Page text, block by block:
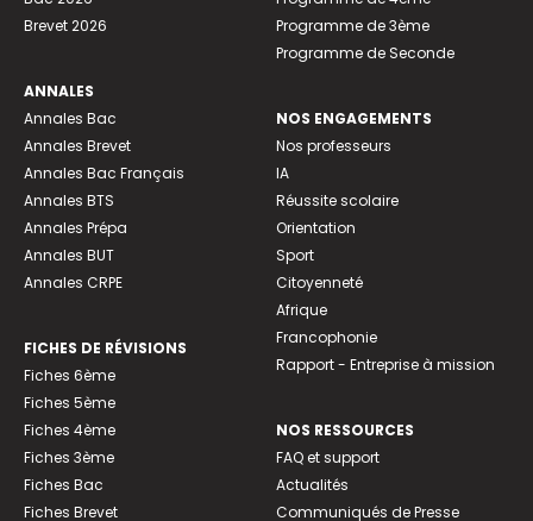
Brevet 2026
ANNALES
Annales Bac
Annales Brevet
Annales Bac Français
Annales BTS
Annales Prépa
Annales BUT
Annales CRPE
FICHES DE RÉVISIONS
Fiches 6ème
Fiches 5ème
Fiches 4ème
Fiches 3ème
Fiches Bac
Fiches Brevet
Programme de 3ème
Programme de Seconde
NOS ENGAGEMENTS
Nos professeurs
IA
Réussite scolaire
Orientation
Sport
Citoyenneté
Afrique
Francophonie
Rapport - Entreprise à mission
NOS RESSOURCES
FAQ et support
Actualités
Communiqués de Presse